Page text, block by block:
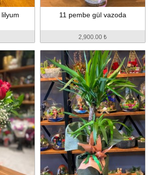
11 pembe gül vazoda
2,900.00 ₺